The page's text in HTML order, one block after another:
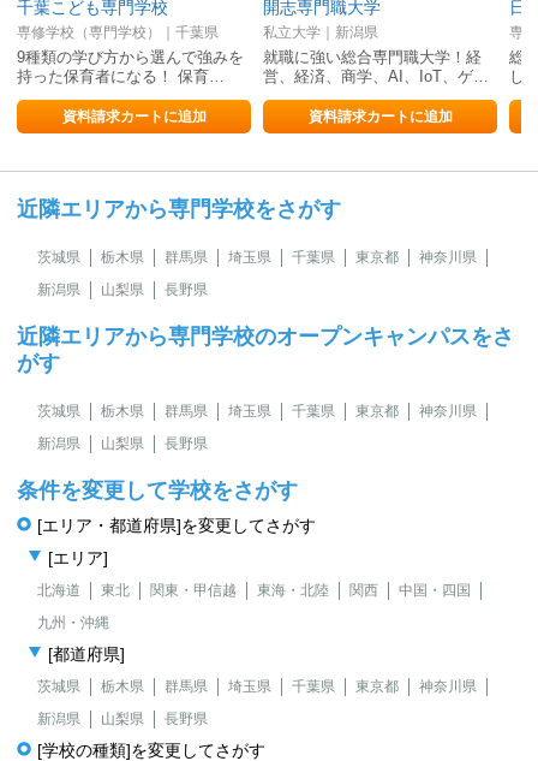
千葉こども専門学校
専修学校（専門学校）｜千葉県
9種類の学び方から選んで強みを
持った保育者になる！ 保育…
資料請求カートに追加
開志専門職大学
私立大学｜新潟県
就職に強い総合専門職大学！経
営、経済、商学、AI、IoT、ゲ…
資料請求カートに追加
日
専
総
し
近隣エリアから専門学校をさがす
茨城県 栃木県 群馬県 埼玉県 千葉県 東京都
神奈川県
新潟県
山梨県 長野県
近隣エリアから専門学校のオープンキャンパスをさ
がす
茨城県 栃木県 群馬県 埼玉県 千葉県 東京都
神奈川県
新潟県
山梨県 長野県
条件を変更して学校をさがす
[エリア・都道府県]を変更してさがす
[エリア]
北海道 東北 関東・甲信越 東海・北陸 関西
中国・四国
九州・沖縄
[都道府県]
茨城県 栃木県 群馬県 埼玉県 千葉県 東京都
神奈川県
新潟県
山梨県 長野県
[学校の種類]を変更してさがす